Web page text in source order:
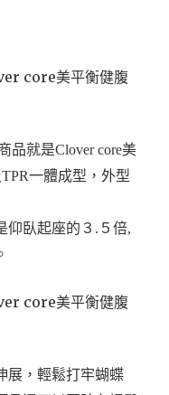
品就是Clover core美
一體成型，外型
仰臥起座的３.５倍,
展，輕鬆打牢蝴蝶